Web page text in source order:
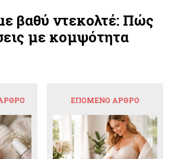
βαθύ ντεκολτέ: Πώς
με κομψότητα
ΕΠΌΜΕΝΟ ΆΡΘΡΟ